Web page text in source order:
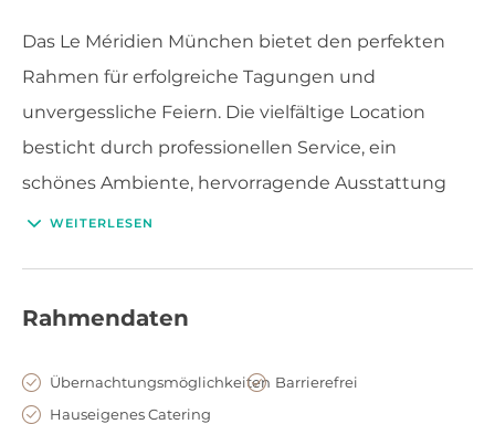
Das Le Méridien München bietet den perfekten
Rahmen für erfolgreiche Tagungen und
unvergessliche Feiern. Die vielfältige Location
besticht durch professionellen Service, ein
schönes Ambiente, hervorragende Ausstattung
und eine hervorragende Lage.
WEITERLESEN
Rahmendaten
Übernachtungsmöglichkeiten Barrierefrei
Hauseigenes Catering